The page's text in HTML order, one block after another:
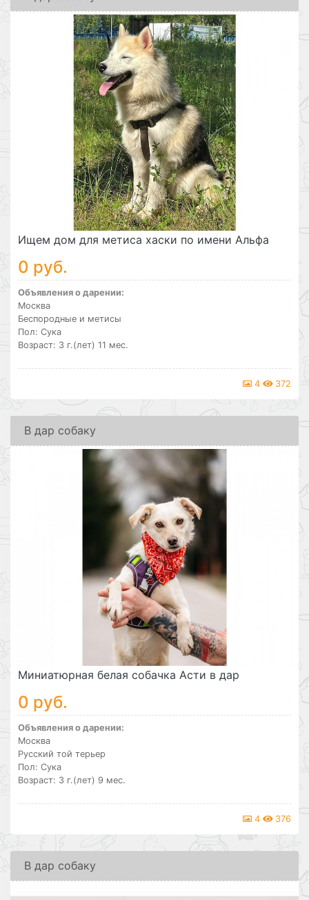
Ищем дом для метиса хаски по имени Альфа
0 руб.
Объявления о дарении:
Москва
Беспородные и метисы
Пол: Сука
Возраст: 3 г.(лет) 11 мес.
4 372
В дар собаку
Миниатюрная белая собачка Асти в дар
0 руб.
Объявления о дарении:
Москва
Русский той терьер
Пол: Сука
Возраст: 3 г.(лет) 9 мес.
4 376
В дар собаку